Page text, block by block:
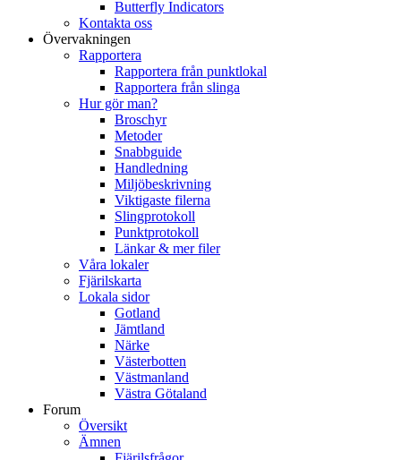
Butterfly Indicators
Kontakta oss
Övervakningen
Rapportera
Rapportera från punktlokal
Rapportera från slinga
Hur gör man?
Broschyr
Metoder
Snabbguide
Handledning
Miljöbeskrivning
Viktigaste filerna
Slingprotokoll
Punktprotokoll
Länkar & mer filer
Våra lokaler
Fjärilskarta
Lokala sidor
Gotland
Jämtland
Närke
Västerbotten
Västmanland
Västra Götaland
Forum
Översikt
Ämnen